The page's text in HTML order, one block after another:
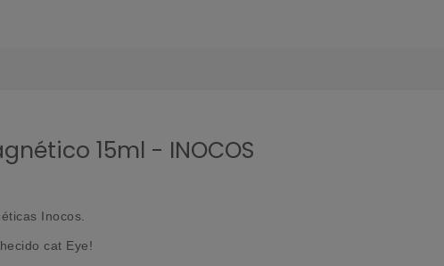
15ml - INOCOS
Inocos
cat Eye!